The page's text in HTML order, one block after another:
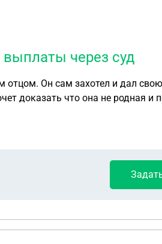
выплаты через суд
отцом. Он сам захотел и дал
доказать что она не родная и